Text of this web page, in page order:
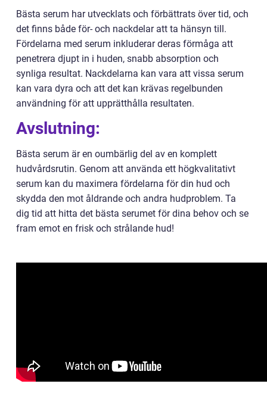
Bästa serum har utvecklats och förbättrats över tid, och
det finns både för- och nackdelar att ta hänsyn till.
Fördelarna med serum inkluderar deras förmåga att
penetrera djupt in i huden, snabb absorption och
synliga resultat. Nackdelarna kan vara att vissa serum
kan vara dyra och att det kan krävas regelbunden
användning för att upprätthålla resultaten.
Avslutning:
Bästa serum är en oumbärlig del av en komplett
hudvårdsrutin. Genom att använda ett högkvalitativt
serum kan du maximera fördelarna för din hud och
skydda den mot åldrande och andra hudproblem. Ta
dig tid att hitta det bästa serumet för dina behov och se
fram emot en frisk och strålande hud!